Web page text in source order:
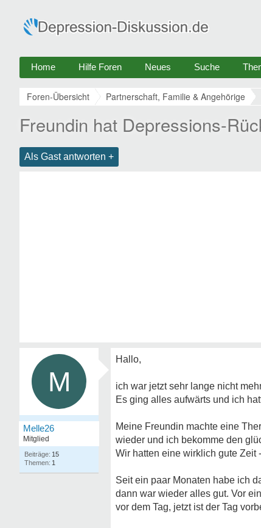
Home Hilfe Foren Neues Suche
Foren-Übersicht Partnerschaft, Familie & Angehörige
Freundin hat Depressions-
Als Gast antworten +
M
Melle26
Mitglied
15
1
Hallo,
ich war jetzt sehr lange nicht
Es ging alles aufwärts und ich
Meine Freundin machte eine
wieder und ich bekomme den
Wir hatten eine wirklich gute Zeit
Seit ein paar Monaten habe ich
dann war wieder alles gut. Vor
vor dem Tag, jetzt ist der Tag